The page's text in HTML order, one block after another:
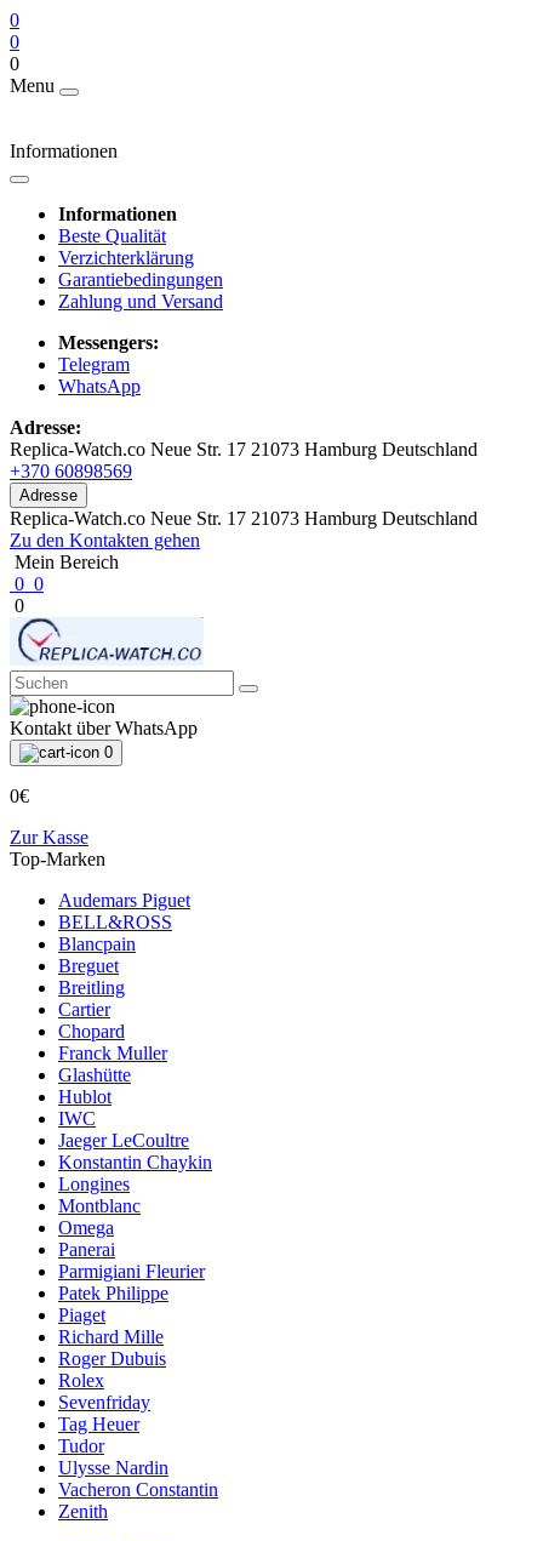
0
0
0
Menu
Informationen
Informationen
Beste Qualität
Verzichterklärung
Garantiebedingungen
Zahlung und Versand
Messengers:
Telegram
WhatsApp
Adresse:
Replica-Watch.co Neue Str. 17 21073 Hamburg Deutschland
+370 60898569
Adresse
Replica-Watch.co Neue Str. 17 21073 Hamburg Deutschland
Zu den Kontakten gehen
Mein Bereich
0 0
0
Kontakt über WhatsApp
0
0€
Zur Kasse
Top-Marken
Audemars Piguet
BELL&ROSS
Blancpain
Breguet
Breitling
Cartier
Chopard
Franck Muller
Glashütte
Hublot
IWC
Jaeger LeCoultre
Konstantin Chaykin
Longines
Montblanc
Omega
Panerai
Parmigiani Fleurier
Patek Philippe
Piaget
Richard Mille
Roger Dubuis
Rolex
Sevenfriday
Tag Heuer
Tudor
Ulysse Nardin
Vacheron Constantin
Zenith